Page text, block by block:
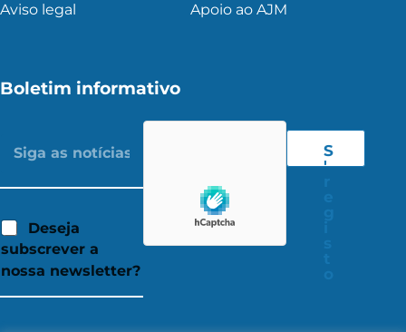
Aviso legal Apoio ao AJM
Boletim informativo
Deseja
subscrever a
nossa newsletter?
S
'